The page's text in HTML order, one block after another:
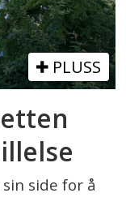
PLUSS
side for å